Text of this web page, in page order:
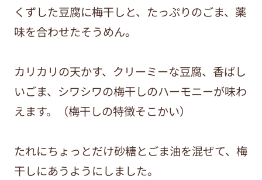
くずした豆腐に梅干しと、たっぷりのごま、薬
味を合わせたそうめん。
カリカリの天かす、クリーミーな豆腐、香ばし
いごま、シワシワの梅干しのハーモニーが味わ
えます。（梅干しの特徴そこかい）
たれにちょっとだけ砂糖とごま油を混ぜて、梅
干しにあうようにしました。